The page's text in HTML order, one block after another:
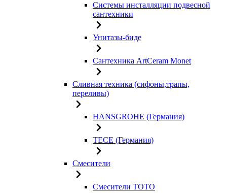
Системы инсталляции подвесной
сантехники
Унитазы-биде
Сантехника ArtCeram Monet
Сливная техника (сифоны,трапы,
переливы)
HANSGROHE (Германия)
TECE (Германия)
Смесители
Смесители TOTO